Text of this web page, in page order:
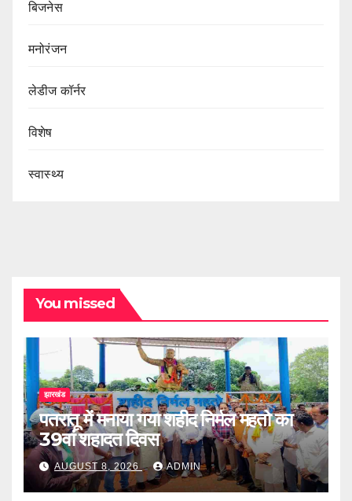
बिजनेस
मनोरंजन
लेडीज कॉर्नर
विशेष
स्वास्थ्य
You missed
झारखंड
पतरातू में मनाया गया शहीद निर्मल महतो का
39वां शहादत दिवस
AUGUST 8, 2026 ADMIN